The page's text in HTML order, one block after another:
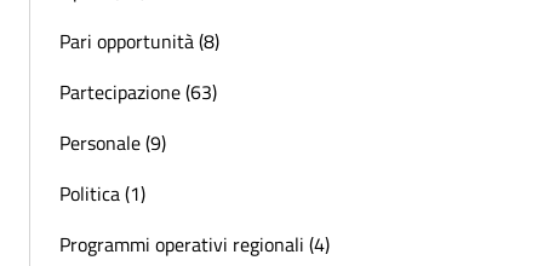
Pari opportunità (8)
Partecipazione (63)
Personale (9)
Politica (1)
Programmi operativi regionali (4)